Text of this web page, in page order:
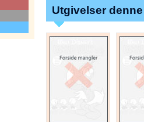
Utgivelser